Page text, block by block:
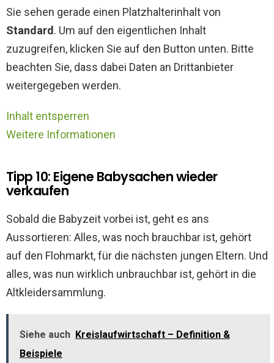
Sie sehen gerade einen Platzhalterinhalt von
Standard. Um auf den eigentlichen Inhalt
zuzugreifen, klicken Sie auf den Button unten. Bitte
beachten Sie, dass dabei Daten an Drittanbieter
weitergegeben werden.
Inhalt entsperren
Weitere Informationen
Tipp 10: Eigene Babysachen wieder
verkaufen
Sobald die Babyzeit vorbei ist, geht es ans
Aussortieren: Alles, was noch brauchbar ist, gehört
auf den Flohmarkt, für die nächsten jungen Eltern. Und
alles, was nun wirklich unbrauchbar ist, gehört in die
Altkleidersammlung.
Siehe auch Kreislaufwirtschaft – Definition &
Beispiele